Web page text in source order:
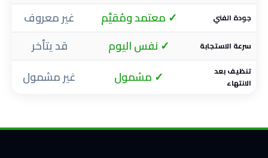
جودة الفني ✓ معتمد ومُقيَّم غير معروف
سرعة الاستجابة ✓ نفس اليوم قد يتأخر
تنظيف بعد
الانتهاء
✓ مشمول غير مشمول